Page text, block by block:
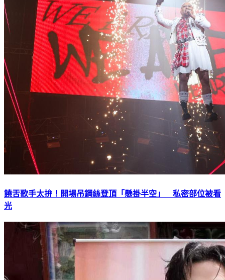
饒舌歌手太拚！開場吊鋼絲登頂「懸掛半空」 私密部位被看
光